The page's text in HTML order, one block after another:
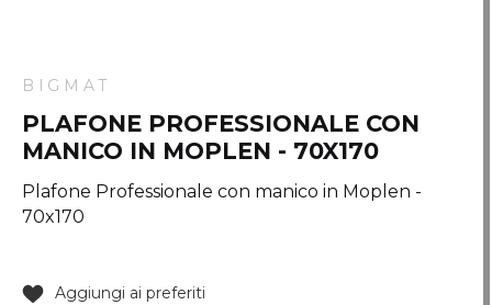
BIGMAT
PLAFONE PROFESSIONALE CON
MANICO IN MOPLEN - 70X170
Plafone Professionale con manico in Moplen -
70x170
Aggiungi ai preferiti